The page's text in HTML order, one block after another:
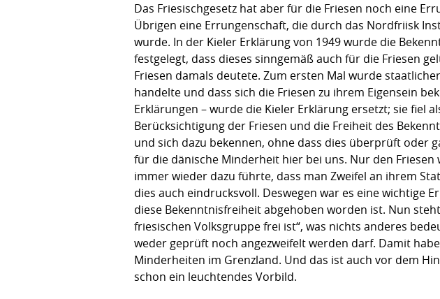
Das Friesischgesetz hat aber für die Friesen noch eine
Übrigen eine Errungenschaft, die durch das Nordfriisk
wurde. In der Kieler Erklärung von 1949 wurde die
festgelegt, dass dieses sinngemäß auch für die Friesen
Friesen damals deutete. Zum ersten Mal wurde
handelte und dass sich die Friesen zu ihrem Eigensein
Erklärungen – wurde die Kieler Erklärung ersetzt; sie fiel
Berücksichtigung der Friesen und die Freiheit des
und sich dazu bekennen, ohne dass dies überprüft oder
für die dänische Minderheit hier bei uns. Nur den
immer wieder dazu führte, dass man Zweifel an ihrem
dies auch eindrucksvoll. Deswegen war es eine wichtige
diese Bekenntnisfreiheit abgehoben worden ist. Nun
friesischen Volksgruppe frei ist“, was nichts anderes
weder geprüft noch angezweifelt werden darf. Damit
Minderheiten im Grenzland. Und das ist auch vor dem
schon ein leuchtendes Vorbild.